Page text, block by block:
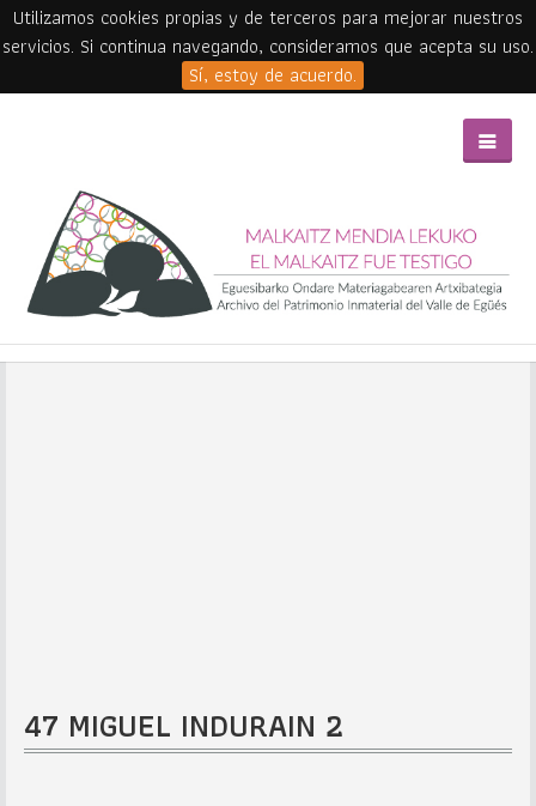
Utilizamos cookies propias y de terceros para mejorar nuestros
servicios. Si continua navegando, consideramos que acepta su uso.
Sí, estoy de acuerdo.
47 MIGUEL INDURAIN 2